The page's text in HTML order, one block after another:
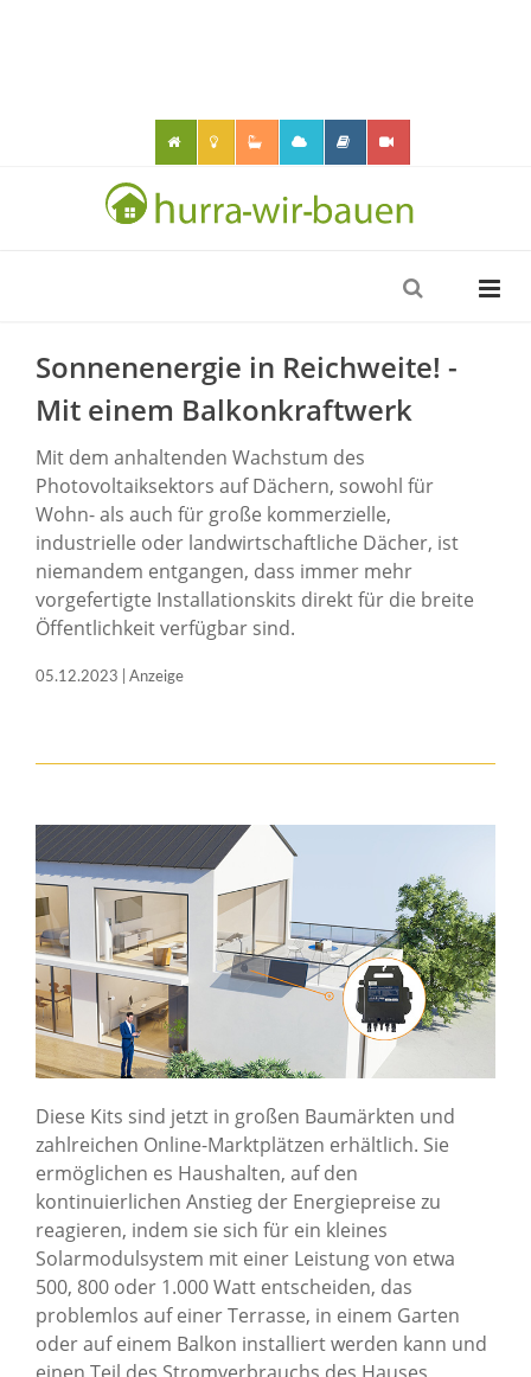
Sonnenenergie in Reichweite! -
Mit einem Balkonkraftwerk
Mit dem anhaltenden Wachstum des
Photovoltaiksektors auf Dächern, sowohl für
Wohn- als auch für große kommerzielle,
industrielle oder landwirtschaftliche Dächer, ist
niemandem entgangen, dass immer mehr
vorgefertigte Installationskits direkt für die breite
Öffentlichkeit verfügbar sind.
05.12.2023 | Anzeige
Diese Kits sind jetzt in großen Baumärkten und
zahlreichen Online-Marktplätzen erhältlich. Sie
ermöglichen es Haushalten, auf den
kontinuierlichen Anstieg der Energiepreise zu
reagieren, indem sie sich für ein kleines
Solarmodulsystem mit einer Leistung von etwa
500, 800 oder 1.000 Watt entscheiden, das
problemlos auf einer Terrasse, in einem Garten
oder auf einem Balkon installiert werden kann und